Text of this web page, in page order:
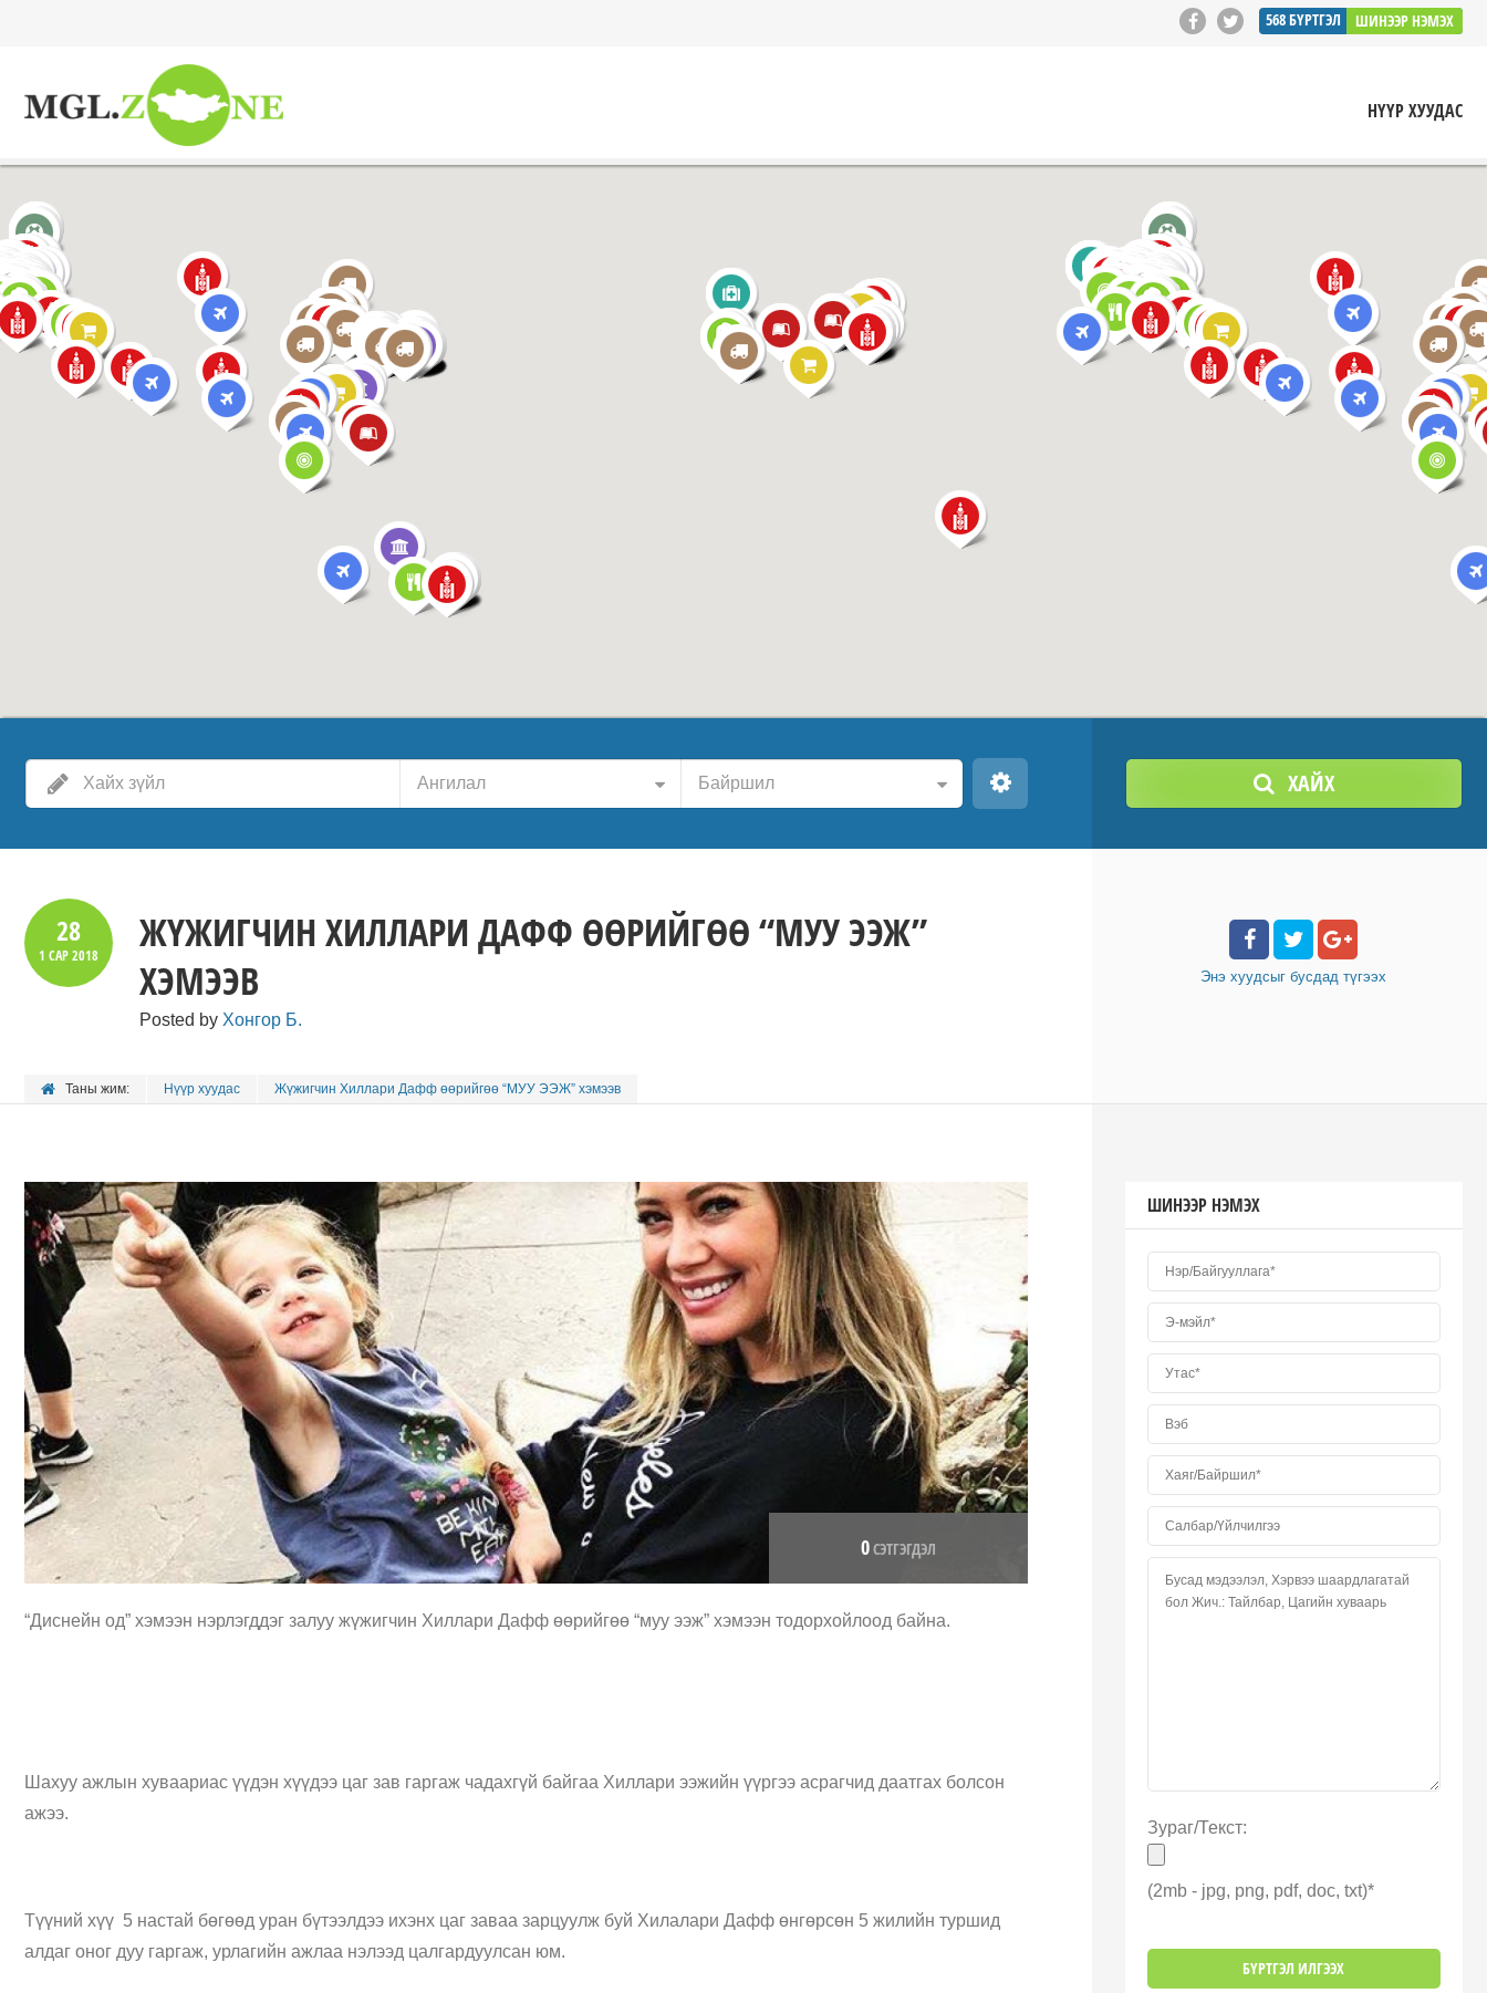
568БҮРТГЭЛ ШИНЭЭР НЭМЭХ
НҮҮР ХУУДАС
Ангилал Байршил ХАЙХ
28
1 САР2018
ЖҮЖИГЧИН ХИЛЛАРИ ДАФФ ӨӨРИЙГӨӨ “МУУ ЭЭЖ”
ХЭМЭЭВ
Posted by Хонгор Б.
Таны жим: Нүүр хуудас Жүжигчин Хиллари Дафф өөрийгөө “МУУ ЭЭЖ” хэмээв
Энэ хуудсыг бусдад түгээх
0СЭТГЭГДЭЛ
“Диснейн од” хэмээн нэрлэгддэг залуу жүжигчин Хиллари Дафф өөрийгөө “муу ээж” хэмээн тодорхойлоод байна.
Шахуу ажлын хуваариас үүдэн хүүдээ цаг зав гаргаж чадахгүй байгаа Хиллари ээжийн үүргээ асрагчид даатгах болсон
ажээ.
Түүний хүү 5 настай бөгөөд уран бүтээлдээ ихэнх цаг заваа зарцуулж буй Хилалари Дафф өнгөрсөн 5 жилийн туршид
алдаг оног дуу гаргаж, урлагийн ажлаа нэлээд цалгардуулсан юм.
ШИНЭЭР НЭМЭХ
Зураг/Текст:
(2mb - jpg, png, pdf, doc, txt)*